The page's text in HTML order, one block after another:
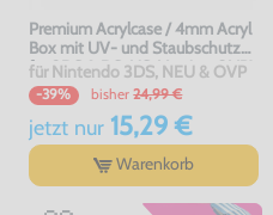
Premium Acrylcase / 4mm Acryl
Box mit UV- und Staubschutz
für 3DS & DS-US-Version OVP's
für Nintendo 3DS, NEU & OVP
-39% bisher 24,99 €
jetzt nur15,29 €
Warenkorb